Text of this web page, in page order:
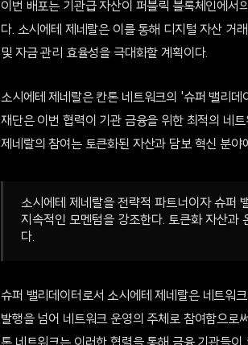
이번 배포는 기관급 자산이 퍼블릭 블록체인에서
다. 소시에테 제네랄은 이를 통해 디지털 자산 거
및 자금 관리 효율성을 극대화할 계획이다.
소시에테 제네랄은 칸톤 네트워크의 '슈퍼 밸리
재단은 이번 협력이 기관 금융을 위한 최적의 네
제네랄의 참여는 토큰화된 자산과 담보 혁신 분
소시에테 제네랄을 전략적 파트너이자 슈퍼
지속적인 모멘텀을 강조한다. 토큰화 자산과
다.
슈퍼 밸리데이터로서 소시에테 제네랄은 네트워
발행을 넘어 네트워크 운영의 주체로 참여함으로